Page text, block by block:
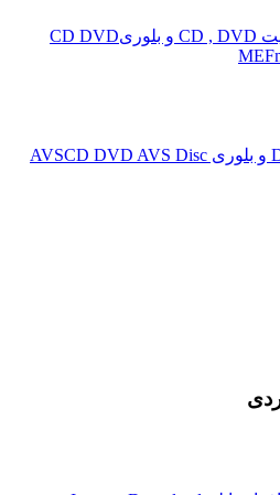
CD DVD
CD DVD AVS Disc